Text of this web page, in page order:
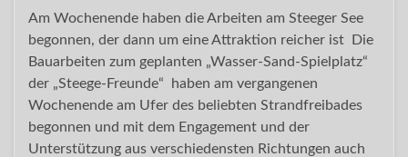
Am Wochenende haben die Arbeiten am Steeger See
begonnen, der dann um eine Attraktion reicher ist Die
Bauarbeiten zum geplanten „Wasser-Sand-Spielplatz“
der „Steege-Freunde“ haben am vergangenen
Wochenende am Ufer des beliebten Strandfreibades
begonnen und mit dem Engagement und der
Unterstützung aus verschiedensten Richtungen auch